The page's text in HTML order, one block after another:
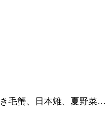
き毛蟹、日本雉、夏野菜